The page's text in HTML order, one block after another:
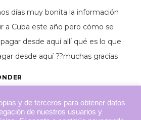
días muy bonita la información
a Cuba este año pero cómo se
desde aquí allí qué es lo que
desde aquí ??muchas gracias
y de terceros para obtener datos
de nuestros usuarios y